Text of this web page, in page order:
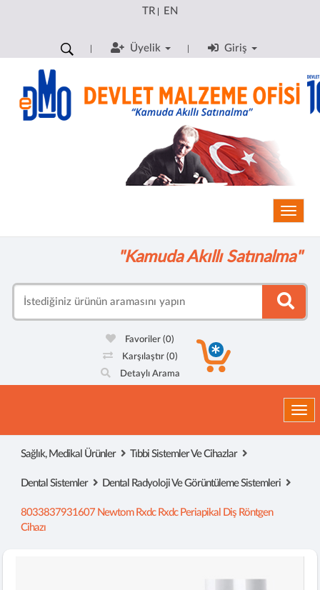
TR| EN
Üyelik Giriş
"Kamuda Akıllı Satınalma"
Favoriler(0)
Karşılaştır (0)
Detaylı Arama
Sağlık, Medikal Ürünler Tıbbi Sistemler Ve Cihazlar
Dental Sistemler Dental Radyoloji Ve Görüntüleme Sistemleri
8033837931607 Newtom Rxdc Rxdc Periapikal Diş Röntgen
Cihazı